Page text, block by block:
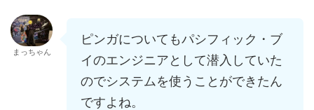
まっちゃん
ピンガについてもパシフィック・ブ
イのエンジニアとして潜入していた
のでシステムを使うことができたん
ですよね。